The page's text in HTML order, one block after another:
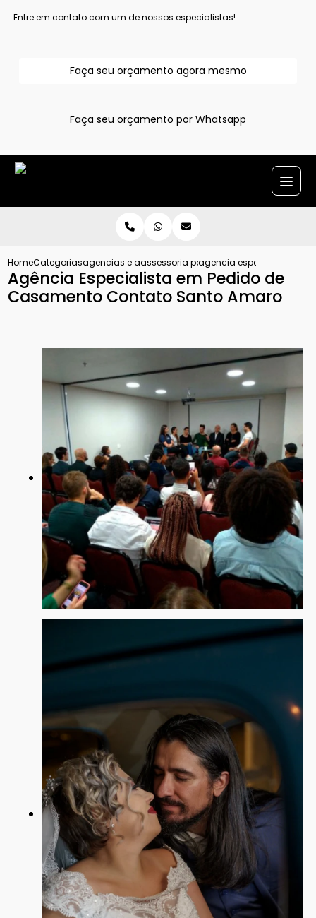
Entre em contato com um de nossos especialistas!
Faça seu orçamento agora mesmo
Faça seu orçamento por Whatsapp
HomeCategoriasagencias e assessoria para pedido de casamento
assessoria para pedido de casamento
agencia especialista em
Agência Especialista em Pedido de
Casamento Contato Santo Amaro